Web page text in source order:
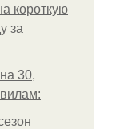
короткую
за
30,